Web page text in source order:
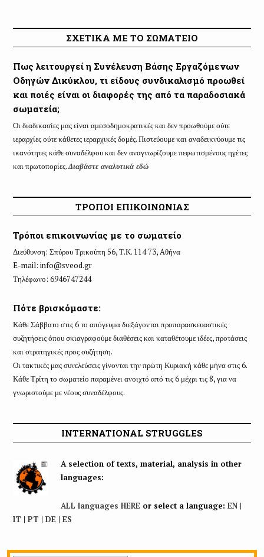
ΣΧΕΤΙΚΑ ΜΕ ΤΟ ΣΩΜΑΤΕΙΟ
Πως λειτουργεί η Συνέλευση Βάσης Εργαζόμενων
Οδηγών Δικύκλου, τι είδους συνδικαλισμό προωθεί
και ποιές είναι οι διαφορές της από τα παραδοσιακά
σωματεία;
Οι διαδικασίες μας είναι αμεσοδημοκρατικές και δεν προωθούμε ούτε
ιεραρχίες ούτε κάθετες ιεραρχικές δομές. Πιστεύουμε και αναδεικνύουμε τις
ικανότητες κάθε συναδέλφου και δεν αναγνωρίζουμε πεφωτισμένους ηγέτες
και πρωτοπορίες.Διαβάστε αναλυτικά εδώ
ΤΡΟΠΟΙ ΕΠΙΚΟΙΝΩΝΙΑΣ
Τρόποι επικοινωνίας με το σωματείο
Διεύθυνση: Σπύρου Τρικούπη 56, Τ.Κ. 114 73, Aθήνα
E-mail: info@sveod.gr
Τηλέφωνο: 6946747244
Πότε βρισκόμαστε:
Κάθε Σάββατο στις 6 το απόγευμα διεξάγονται προπαρασκευαστικές
συζητήσεις όπου σκιαγραφούμε διαθέσεις και καταθέτουμε ιδέες, προτάσεις
και στρατηγικές προς συζήτηση.
Οι τακτικές μας συνελεύσεις γίνονται την πρώτη Κυριακή κάθε μήνα στις 6.
Κάθε Τρίτη το σωματείο παραμένει ανοιχτό από τις 6 μέχρι τις 8, για να
γνωριστούμε με νέους συναδέλφους.
INTERNATIONAL STRUGGLES
A selection of texts, material, analysis in other
languages:
ALL languages HEREor select a language: EN|
IT | PT | DE | ES